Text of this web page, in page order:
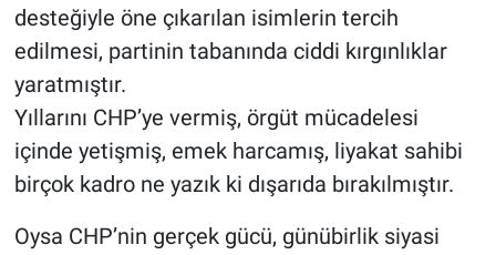
desteğiyle öne çıkarılan isimlerin tercih
edilmesi, partinin tabanında ciddi kırgınlıklar
yaratmıştır.
Yıllarını CHP’ye vermiş, örgüt mücadelesi
içinde yetişmiş, emek harcamış, liyakat sahibi
birçok kadro ne yazık ki dışarıda bırakılmıştır.
Oysa CHP’nin gerçek gücü, günübirlik siyasi